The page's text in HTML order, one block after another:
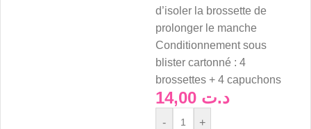
d’isoler la brossette de
prolonger le manche
Conditionnement sous
blister cartonné : 4
brossettes + 4 capuchons
د.ت
- +